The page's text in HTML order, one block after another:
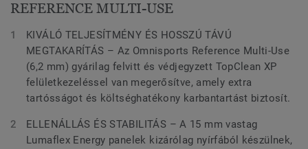
REFERENCE MULTI-USE
KIVÁLÓ TELJESÍTMÉNY ÉS HOSSZÚ TÁVÚ
MEGTAKARÍTÁS – Az Omnisports Reference Multi-Use
(6,2 mm) gyárilag felvitt és védjegyzett TopClean XP
felületkezeléssel van megerősítve, amely extra
tartósságot és költséghatékony karbantartást biztosít.
ELLENÁLLÁS ÉS STABILITÁS – A 15 mm vastag
Lumaflex Energy panelek kizárólag nyírfából készülnek,